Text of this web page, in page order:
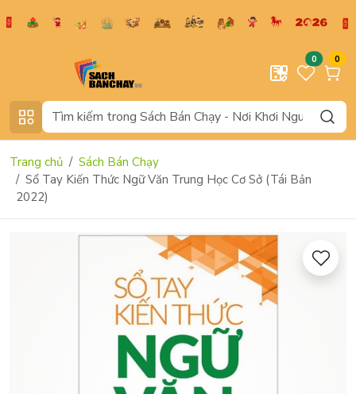
0 0
Trang chủ
Sách Bán Chạy
Sổ Tay Kiến Thức Ngữ Văn Trung Học Cơ Sở (Tái Bản
2022)